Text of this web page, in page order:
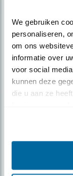
We gebruiken
personaliseren,
om ons
informatie over
voor social
kunnen deze
die u aan ze
Op de
over vogels en
AANMELDEN